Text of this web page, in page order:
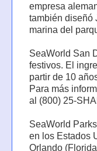
empresa
también diseñó
marina del
SeaWorld San
festivos. El
partir de 10
Para más
al (800) 25-
SeaWorld
en los Estados
Orlando